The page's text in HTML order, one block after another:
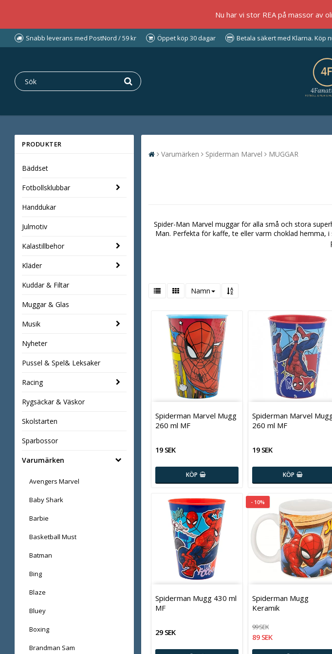
Nu har vi stor REA på massor av
Snabb leverans med PostNord / 59 kr Öppet köp 30 dagar Betala säkert med Klarna. Köp
PRODUKTER
Bäddset
Fotbollsklubbar
Handdukar
Julmotiv
Kalastillbehor
Kläder
Kuddar & Filtar
Muggar & Glas
Musik
Nyheter
Pussel & Spel& Leksaker
Racing
Rygsäckar & Väskor
Skolstarten
Sparbossor
Varumärken
Avengers Marvel
Baby Shark
Barbie
Basketball Must
Batman
Bing
Blaze
Bluey
Boxing
Brandman Sam
Varumärken Spiderman Marvel MUGGAR
Spider-Man Marvel muggar för alla små och stora
Man. Perfekta för kaffe, te eller varm choklad hemma,
Namn
Spiderman Marvel Mugg
260 ml MF
19 SEK
KÖP
Spiderman Marvel
260 ml MF
19 SEK
KÖP
Spiderman Mugg 430 ml
MF
29 SEK
- 10%
Spiderman Mugg
Keramik
99 SEK
89 SEK